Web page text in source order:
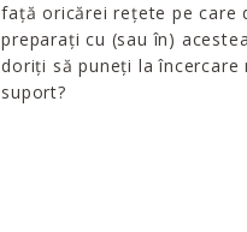
față oricărei rețete pe care
preparați cu (sau în)
doriți să puneți la încercare
suport?